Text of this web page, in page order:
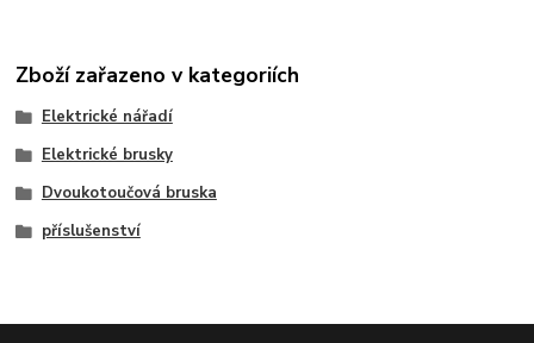
Zboží zařazeno v kategoriích
Elektrické nářadí
Elektrické brusky
Dvoukotoučová bruska
příslušenství